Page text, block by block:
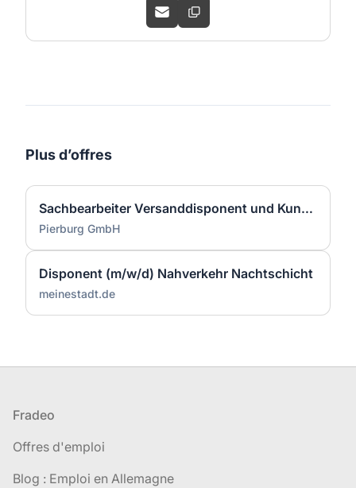
Plus d’offres
Sachbearbeiter Versanddisponent und Kundenkontakter (m/w/d)
Pierburg GmbH
Disponent (m/w/d) Nahverkehr Nachtschicht
meinestadt.de
Pied de page
Fradeo
Offres d'emploi
Blog : Emploi en Allemagne